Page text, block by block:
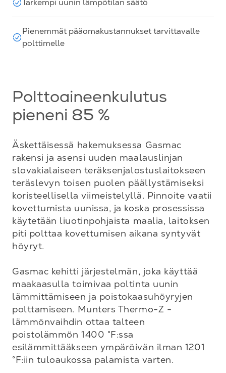
Tarkempi uunin lämpötilan säätö
Pienemmät pääomakustannukset tarvittavalle
polttimelle
Polttoaineenkulutus
pieneni 85 %
Äskettäisessä hakemuksessa Gasmac
rakensi ja asensi uuden maalauslinjan
slovakialaiseen teräksenjalostuslaitokseen
teräslevyn toisen puolen päällystämiseksi
koristeellisella viimeistelyllä. Pinnoite vaatii
kovettumista uunissa, ja koska prosessissa
käytetään liuotinpohjaista maalia, laitoksen
piti polttaa kovettumisen aikana syntyvät
höyryt.
Gasmac kehitti järjestelmän, joka käyttää
maakaasulla toimivaa poltinta uunin
lämmittämiseen ja poistokaasuhöyryjen
polttamiseen. Munters Thermo-Z -
lämmönvaihdin ottaa talteen
poistolämmön 1400 °F:ssa
esilämmittääkseen ympäröivän ilman 1201
°F:iin tuloaukossa palamista varten.